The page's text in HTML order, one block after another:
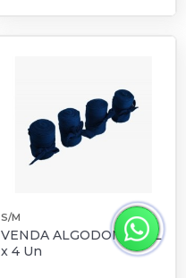
S/M
VENDA ALGODON AZUL
x 4 Un